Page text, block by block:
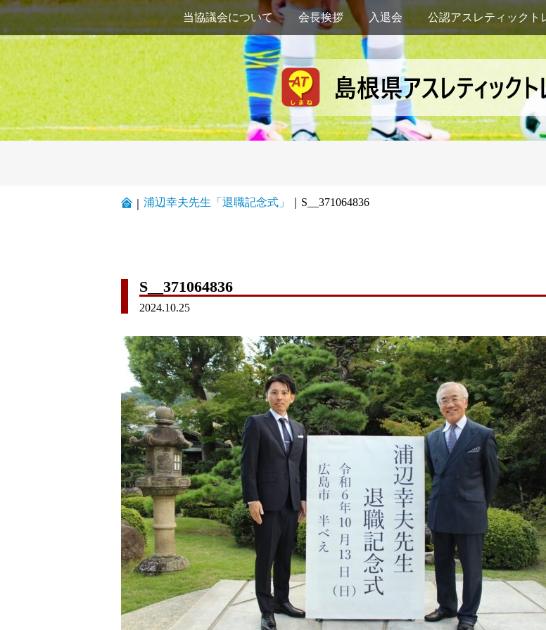
当協議会について 会長挨拶 入退会 公認アスレティックト
浦辺幸夫先生「退職記念式」 S__371064836
S__371064836
2024.10.25